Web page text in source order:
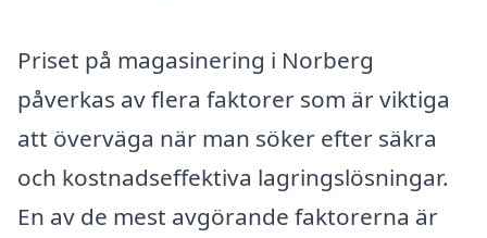
Priset på magasinering i Norberg
påverkas av flera faktorer som är viktiga
att överväga när man söker efter säkra
och kostnadseffektiva lagringslösningar.
En av de mest avgörande faktorerna är